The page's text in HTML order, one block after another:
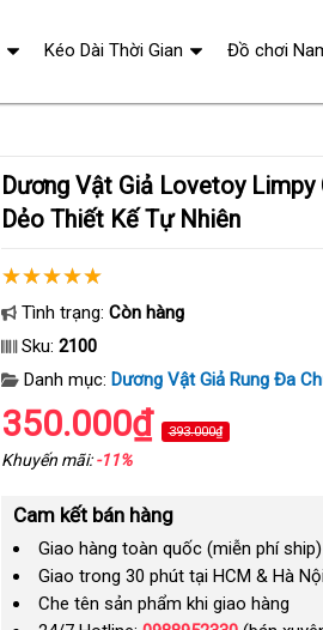
Dương Vật Giả Lovetoy Limpy Cock Cao Cấp – Mềm
Dẻo Thiết Kế Tự Nhiên
Tình trạng: Còn hàng
Sku: 2100
Danh mục: Dương Vật Giả Rung Đa
350.000₫ 393.000₫
Khuyến mãi:-11%
Cam kết bán hàng
Giao hàng toàn quốc (miễn phí ship)
Giao trong 30 phút tại HCM & Hà
Che tên sản phẩm khi giao hàng
Kéo Dài Thời Gian Đồ chơi